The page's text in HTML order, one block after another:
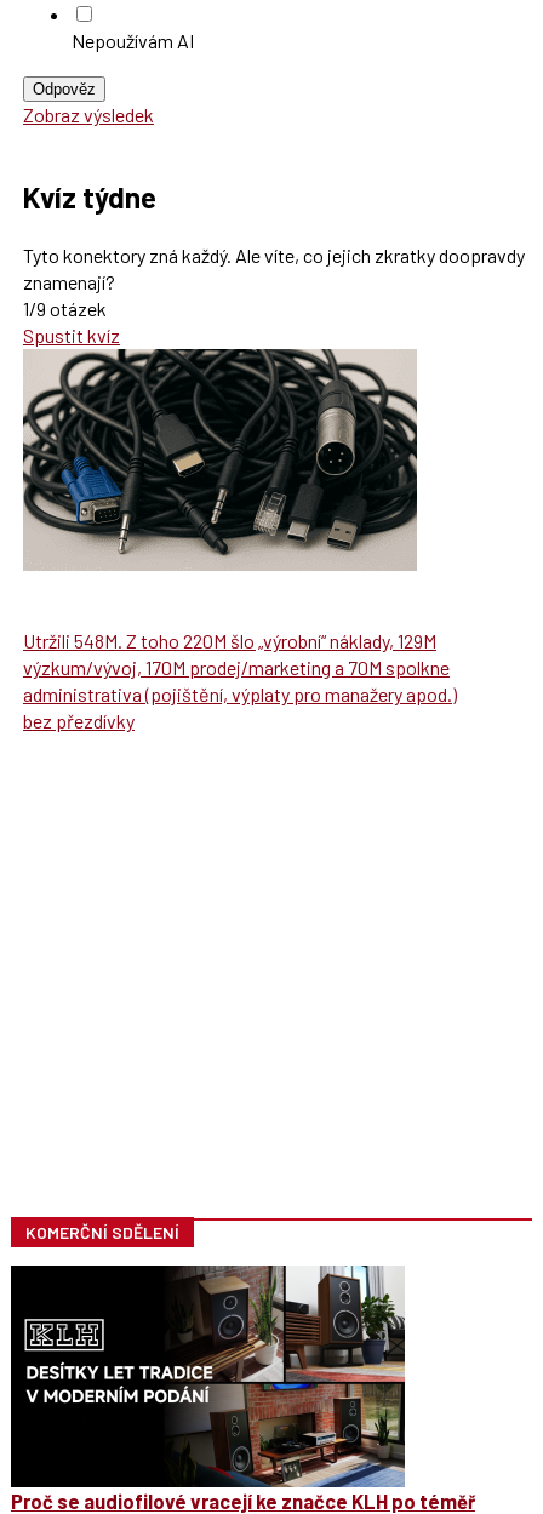
Nepoužívám AI
Odpověz
Zobraz výsledek
Kvíz týdne
Tyto konektory zná každý. Ale víte, co jejich zkratky doopravdy
znamenají?
1/9 otázek
Spustit kvíz
Utržili 548M. Z toho 220M šlo „výrobní“ náklady, 129M
výzkum/vývoj, 170M prodej/marketing a 70M spolkne
administrativa (pojištění, výplaty pro manažery apod.)
bez přezdívky
KOMERČNÍ SDĚLENÍ
Proč se audiofilové vracejí ke značce KLH po téměř